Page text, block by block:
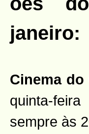
janeiro:
Cinema do
quinta-
sempre às